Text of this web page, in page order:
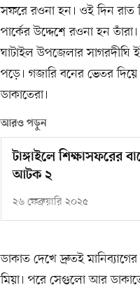
সফরে রওনা হন। ওই দিন রাত
পার্কের উদ্দেশে রওনা হন
ঘাটাইল উপজেলার সাগরদীঘি
পড়ে। গজারি বনের ভেতর
ডাকাতেরা।
আরও পড়ুন
টাঙ্গাইলে শিক্ষাসফরের
আটক ২
২৬ ফেব্রুয়ারি ২০২৫
ডাকাত দেখে দ্রুতই
মিয়া। পরে সেগুলো আর